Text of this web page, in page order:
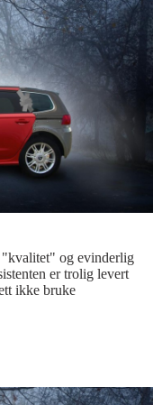
og evinderlig
er trolig levert
ikke bruke